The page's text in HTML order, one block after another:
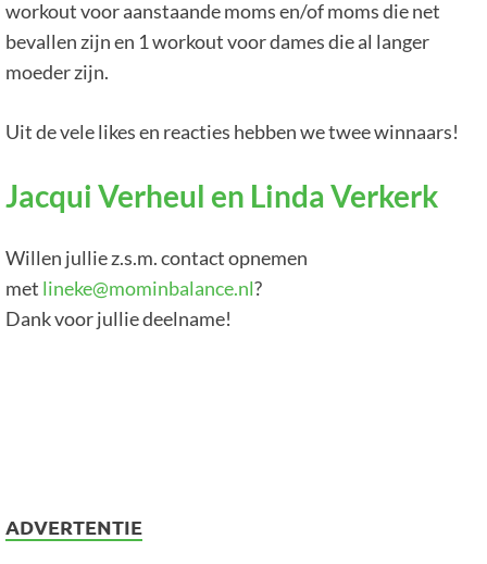
workout voor aanstaande moms en/of moms die net
bevallen zijn en 1 workout voor dames die al langer
moeder zijn.
Uit de vele likes en reacties hebben we twee winnaars!
Jacqui Verheul en Linda Verkerk
Willen jullie z.s.m. contact opnemen
met lineke@mominbalance.nl?
Dank voor jullie deelname!
ADVERTENTIE